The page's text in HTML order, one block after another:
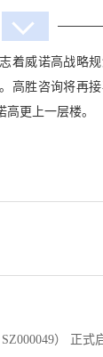
着威诺高战略
高胜咨询将再
更上一层楼。
） 正式